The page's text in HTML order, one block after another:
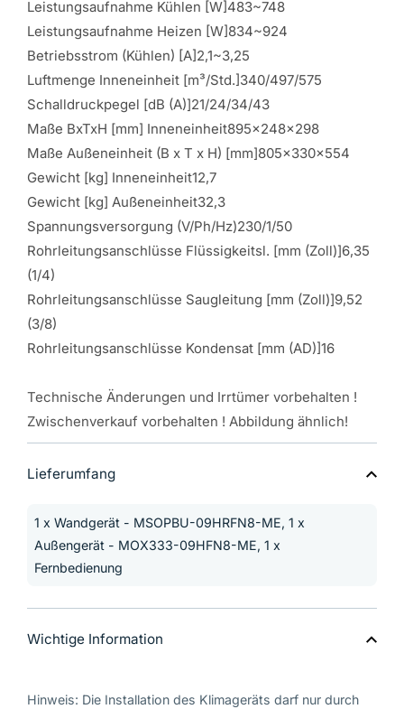
Leistungsaufnahme Kühlen [W]483~748
Leistungsaufnahme Heizen [W]834~924
Betriebsstrom (Kühlen) [A]2,1~3,25
Luftmenge Inneneinheit [m³/Std.]340/497/575
Schalldruckpegel [dB (A)]21/24/34/43
Maße BxTxH [mm] Inneneinheit895x248x298
Maße Außeneinheit (B x T x H) [mm]805x330x554
Gewicht [kg] Inneneinheit12,7
Gewicht [kg] Außeneinheit32,3
Spannungsversorgung (V/Ph/Hz)230/1/50
Rohrleitungsanschlüsse Flüssigkeitsl. [mm (Zoll)]6,35
(1/4)
Rohrleitungsanschlüsse Saugleitung [mm (Zoll)]9,52
(3/8)
Rohrleitungsanschlüsse Kondensat [mm (AD)]16
Technische Änderungen und Irrtümer vorbehalten !
Zwischenverkauf vorbehalten ! Abbildung ähnlich!
Lieferumfang
1 x Wandgerät - MSOPBU-09HRFN8-ME, 1 x
Außengerät - MOX333-09HFN8-ME, 1 x
Fernbedienung
Wichtige Information
Hinweis: Die Installation des Klimageräts darf nur durch